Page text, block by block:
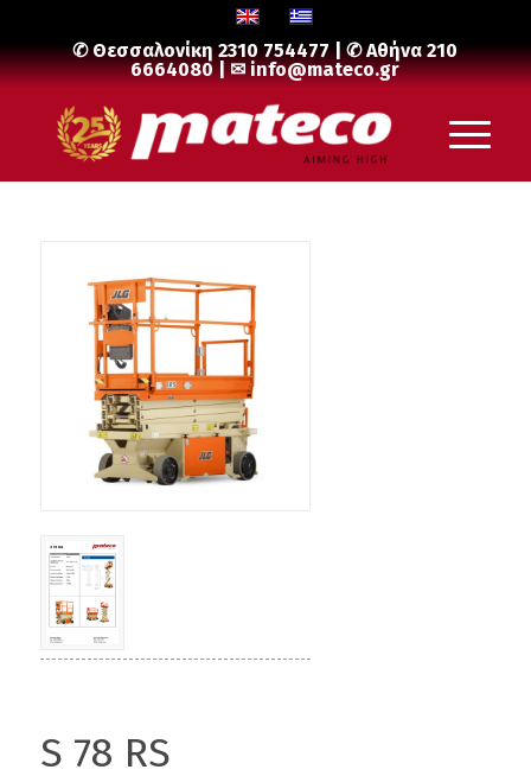
✆ Θεσσαλονίκη2310 754477| ✆ Αθήνα210
6664080| ✉info@mateco.gr
S 78 RS